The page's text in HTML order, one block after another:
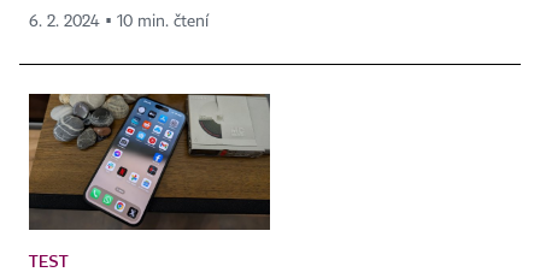
6. 2. 2024 ▪ 10 min. čtení
TEST